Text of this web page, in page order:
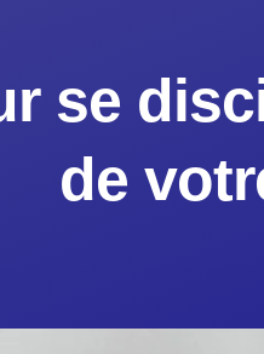
se
de